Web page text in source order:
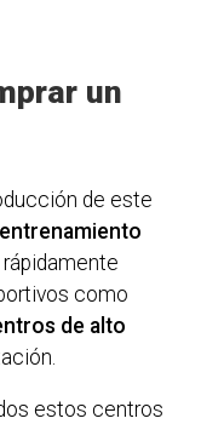
un
de este
como
de alto
estos centros